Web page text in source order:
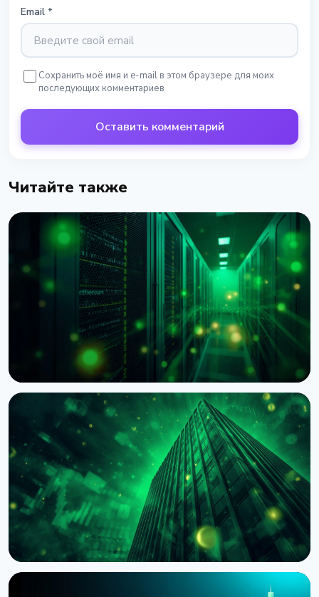
Email *
Сохранить моё имя и e-mail в этом браузере для моих
последующих комментариев
Оставить комментарий
Читайте также
НОВОСТЬ
BNY Mellon запускает стейкинг для
институциональных клиентов вместе с Galaxy
4 августа 2026 г. 4 мин чтения